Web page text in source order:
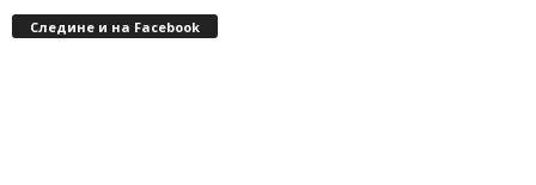
Следине и на Facebook